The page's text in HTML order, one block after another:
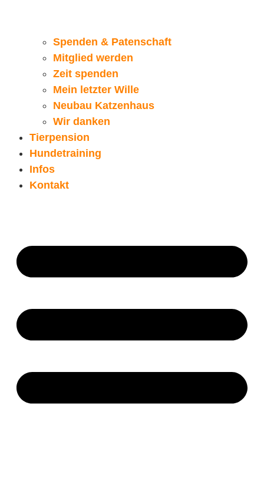
Spenden & Patenschaft
Mitglied werden
Zeit spenden
Mein letzter Wille
Neubau Katzenhaus
Wir danken
Tierpension
Hundetraining
Infos
Kontakt